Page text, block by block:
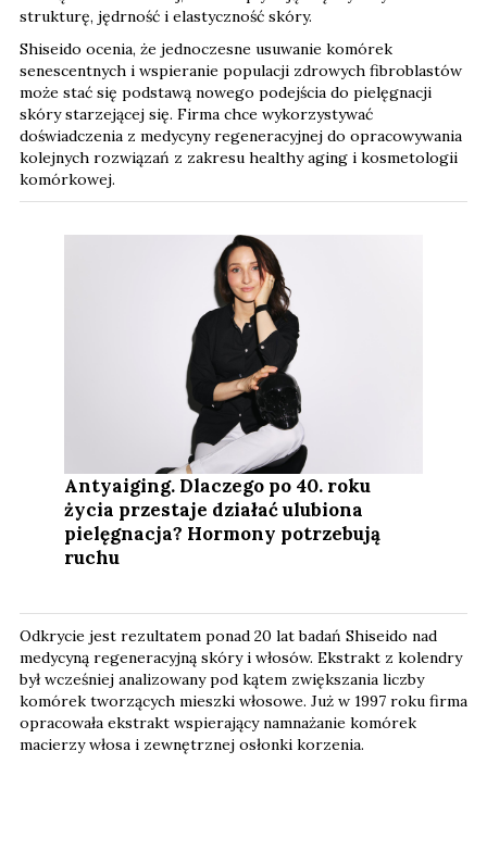
strukturę, jędrność i elastyczność skóry.
Shiseido ocenia, że jednoczesne usuwanie komórek
senescentnych i wspieranie populacji zdrowych fibroblastów
może stać się podstawą nowego podejścia do pielęgnacji
skóry starzejącej się. Firma chce wykorzystywać
doświadczenia z medycyny regeneracyjnej do opracowywania
kolejnych rozwiązań z zakresu healthy aging i kosmetologii
komórkowej.
Antyaiging. Dlaczego po 40. roku
życia przestaje działać ulubiona
pielęgnacja? Hormony potrzebują
ruchu
Odkrycie jest rezultatem ponad 20 lat badań Shiseido nad
medycyną regeneracyjną skóry i włosów. Ekstrakt z kolendry
był wcześniej analizowany pod kątem zwiększania liczby
komórek tworzących mieszki włosowe. Już w 1997 roku firma
opracowała ekstrakt wspierający namnażanie komórek
macierzy włosa i zewnętrznej osłonki korzenia.